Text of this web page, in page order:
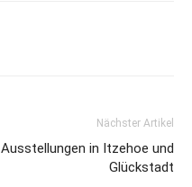
Nächster Artikel
Ausstellungen in Itzehoe und
Glückstadt